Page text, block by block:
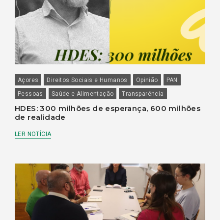
Açores Direitos Sociais e Humanos Opinião
PAN
Pessoas
Saúde e Alimentação Transparência
HDES: 300 milhões de esperança, 600 milhões
de realidade
LER NOTÍCIA